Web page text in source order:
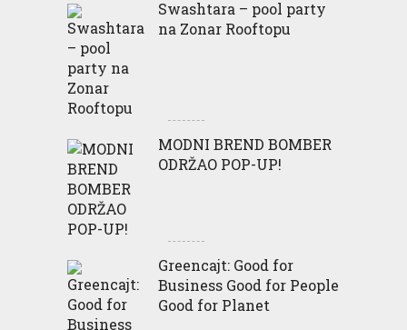
Swashtara – pool party
na Zonar Rooftopu
MODNI BREND BOMBER
ODRŽAO POP-UP!
Greencajt: Good for
Business Good for People
Good for Planet